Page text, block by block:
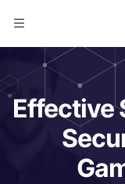
Effective